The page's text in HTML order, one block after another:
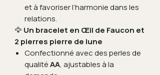
et à favoriser l’harmonie dans les
relations.
🦅 Un bracelet en Œil de Faucon et
2 pierres pierre de lune
Confectionné avec des perles de
qualitéAA, ajustables à la